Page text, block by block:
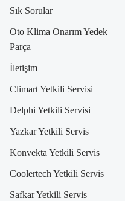
Sık Sorular
Oto Klima Onarım Yedek
Parça
İletişim
Climart Yetkili Servisi
Delphi Yetkili Servisi
Yazkar Yetkili Servis
Konvekta Yetkili Servis
Coolertech Yetkili Servis
Safkar Yetkili Servis